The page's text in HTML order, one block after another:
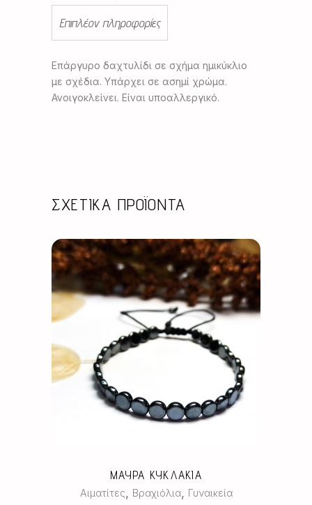
Επιπλέον πληροφορίες
Επάργυρο δαχτυλίδι σε σχήμα ημικύκλιο
με σχέδια. Υπάρχει σε ασημί χρώμα.
Ανοιγοκλείνει. Είναι υποαλλεργικό.
ΣΧΕΤΙΚΆ ΠΡΟΪΌΝΤΑ
ΜΑΥΡΑ ΚΥΚΛΑΚΙΑ
Αιματίτες Βραχιόλια, Γυναικεία